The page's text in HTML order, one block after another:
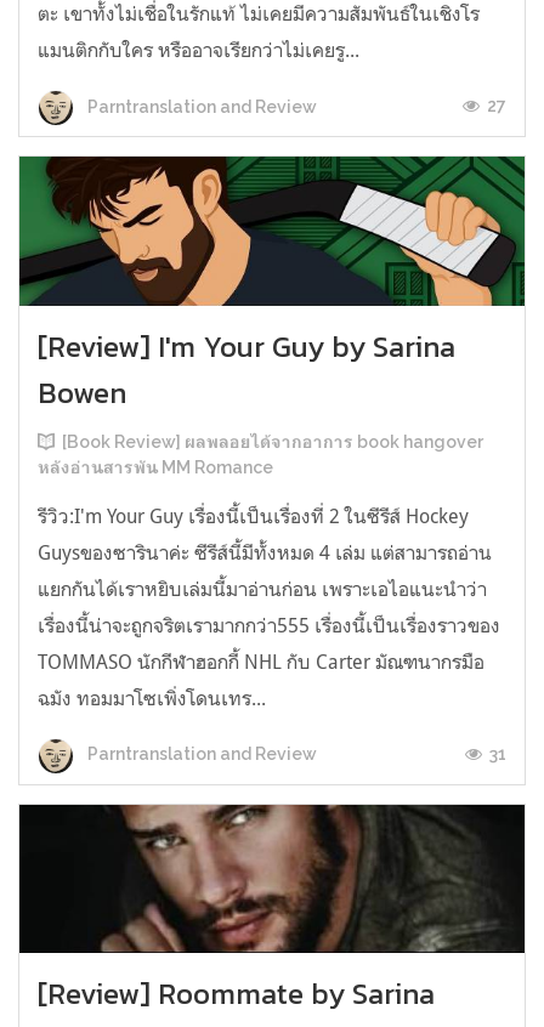
ตะ เขาทั้งไม่เชื่อในรักแท้ ไม่เคยมีความสัมพันธ์ในเชิงโร
แมนติกกับใคร หรืออาจเรียกว่าไม่เคยรู...
Parntranslation and Review 27
[Review] I'm Your Guy by Sarina
Bowen
[Book Review] ผลพลอยได้จากอาการ book hangover
หลังอ่านสารพัน MM Romance
รีวิว:I'm Your Guy เรื่องนี้เป็นเรื่องที่ 2 ในซีรีส์ Hockey
Guysของซารินาค่ะ ซีรีส์นี้มีทั้งหมด 4 เล่ม แต่สามารถอ่าน
แยกกันได้เราหยิบเล่มนี้มาอ่านก่อน เพราะเอไอแนะนำว่า
เรื่องนี้น่าจะถูกจริตเรามากกว่า555 เรื่องนี้เป็นเรื่องราวของ
TOMMASO นักกีฬาฮอกกี้ NHL กับ Carter มัณฑนากรมือ
ฉมัง ทอมมาโซเพิ่งโดนเทร...
Parntranslation and Review 31
[Review] Roommate by Sarina